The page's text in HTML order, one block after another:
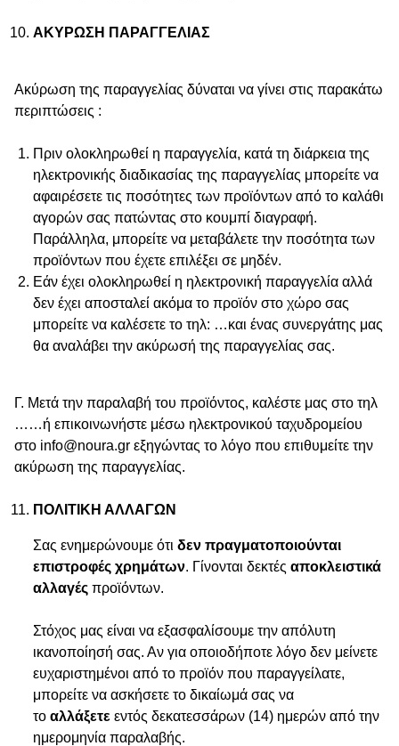
ΑΚΥΡΩΣΗ ΠΑΡΑΓΓΕΛΙΑΣ
Ακύρωση της παραγγελίας δύναται να γίνει στις παρακάτω
περιπτώσεις :
Πριν ολοκληρωθεί η παραγγελία, κατά τη διάρκεια της
ηλεκτρονικής διαδικασίας της παραγγελίας μπορείτε να
αφαιρέσετε τις ποσότητες των προϊόντων από το καλάθι
αγορών σας πατώντας στο κουμπί διαγραφή.
Παράλληλα, μπορείτε να μεταβάλετε την ποσότητα των
προϊόντων που έχετε επιλέξει σε μηδέν.
Εάν έχει ολοκληρωθεί η ηλεκτρονική παραγγελία αλλά
δεν έχει αποσταλεί ακόμα το προϊόν στο χώρο σας
μπορείτε να καλέσετε το τηλ: …και ένας συνεργάτης μας
θα αναλάβει την ακύρωσή της παραγγελίας σας.
Γ. Μετά την παραλαβή του προϊόντος, καλέστε μας στο τηλ
……ή επικοινωνήστε μέσω ηλεκτρονικού ταχυδρομείου
στο info@noura.gr εξηγώντας το λόγο που επιθυμείτε την
ακύρωση της παραγγελίας.
ΠΟΛΙΤΙΚΗ ΑΛΛΑΓΩΝ
Σας ενημερώνουμε ότι δεν πραγματοποιούνται
επιστροφές χρημάτων. Γίνονται δεκτές αποκλειστικά
αλλαγέςπροϊόντων.
Στόχος μας είναι να εξασφαλίσουμε την απόλυτη
ικανοποίησή σας. Αν για οποιοδήποτε λόγο δεν μείνετε
ευχαριστημένοι από το προϊόν που παραγγείλατε,
μπορείτε να ασκήσετε το δικαίωμά σας να
το αλλάξετεεντός δεκατεσσάρων (14) ημερών από την
ημερομηνία παραλαβής.